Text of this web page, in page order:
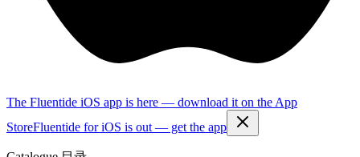
The Fluentide iOS app is here — download it on the App
StoreFluentide for iOS is out — get the app